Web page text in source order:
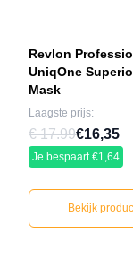
Revlon
UniqOne
Mask
Laagste prijs:
€ 17.99€16,35
Je bespaart €1,64
Bekijk